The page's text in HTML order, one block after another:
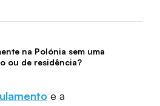
na Polónia sem uma
ou de residência?
e a